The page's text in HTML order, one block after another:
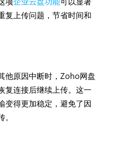
项企业云盘功能可以显著
复上传问题，节省时间和
他原因中断时，Zoho网盘
复连接后继续上传。这一
变得更加稳定，避免了因